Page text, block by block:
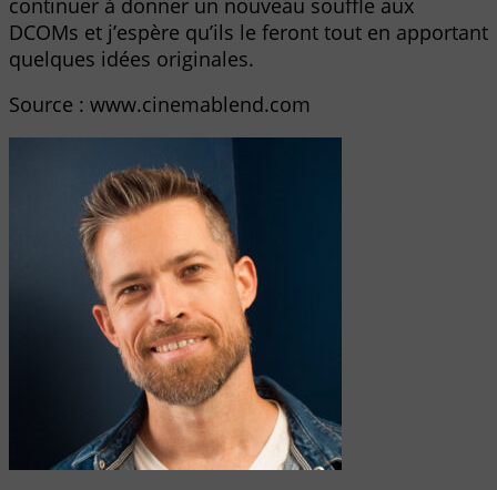
DCOMs et j’espère qu’ils le feront tout en apportant
quelques idées originales.
Source : www.cinemablend.com